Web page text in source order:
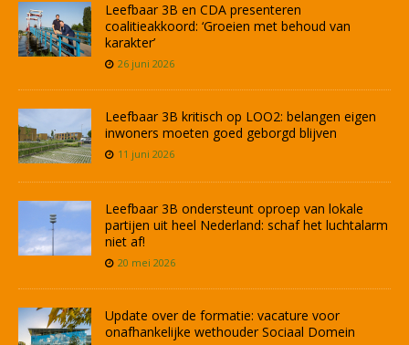
Leefbaar 3B en CDA presenteren
coalitieakkoord: ‘Groeien met behoud van
karakter’
26 juni 2026
Leefbaar 3B kritisch op LOO2: belangen eigen
inwoners moeten goed geborgd blijven
11 juni 2026
Leefbaar 3B ondersteunt oproep van lokale
partijen uit heel Nederland: schaf het luchtalarm
niet af!
20 mei 2026
Update over de formatie: vacature voor
onafhankelijke wethouder Sociaal Domein